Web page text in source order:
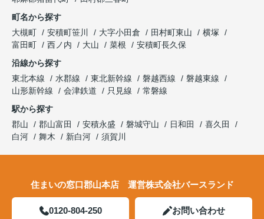
町名から探す
大槻町
安積町笹川 大字小田倉 田村町東山
横塚
富田町
西ノ内 大山 菜根
安積町長久保
沿線から探す
東北本線
水郡線 東北新幹線 磐越西線
磐越東線
山形新幹線
会津鉄道 只見線
常磐線
駅から探す
郡山
郡山富田 安積永盛 磐城守山 日和田
喜久田
白河
舞木 新白河 須賀川
住まいの窓口郡山本店 運営株式会社バースランド
0120-804-250 お問い合わせ